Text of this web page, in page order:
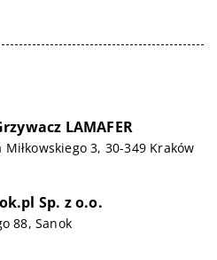
LAMAFER
3, 30-349 Kraków
Sp. z o.o.
88, Sanok